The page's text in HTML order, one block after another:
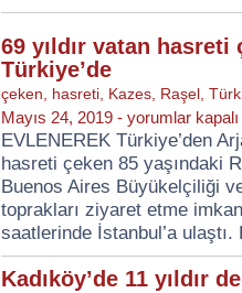
69 yıldır vatan hasreti
Türkiye’de
çeken hasreti Kazes Raşel
Mayıs 24, 2019 - 69
yıldır
vatan
hasreti
çeken
Raşel
Kazes
Türkiye’de
yorumlar kapalı
EVLENEREK Türkiye’den
hasreti çeken 85 yaşındaki
Buenos Aires Büyükelçiliği
toprakları ziyaret etme
saatlerinde İstanbul’a ulaştı.
Kadıköy’de 11 yıldır